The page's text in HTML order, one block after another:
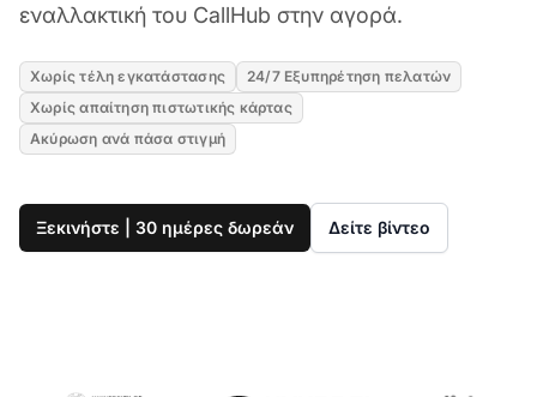
εναλλακτική του CallHub στην αγορά.
Χωρίς τέλη εγκατάστασης
24/7 Εξυπηρέτηση πελατών
Χωρίς απαίτηση πιστωτικής κάρτας
Ακύρωση ανά πάσα στιγμή
Ξεκινήστε | 30 ημέρες δωρεάν Δείτε βίντεο